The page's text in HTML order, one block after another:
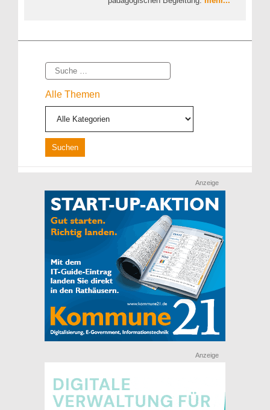
Suche
Alle Themen
Anzeige
Anzeige